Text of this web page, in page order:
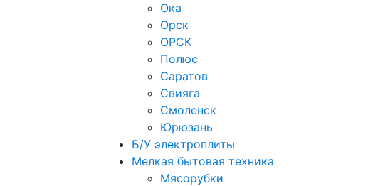
Ока
Орск
ОРСК
Полюс
Саратов
Свияга
Смоленск
Юрюзань
Б/У электроплиты
Мелкая бытовая техника
Мясорубки